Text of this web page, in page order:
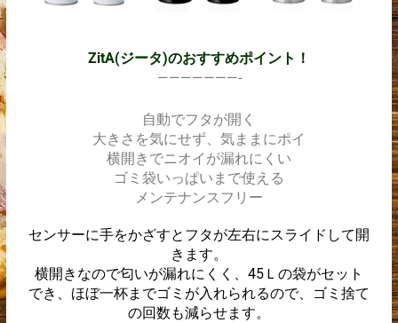
ZitA(ジータ)のおすすめポイント！
———————-
自動でフタが開く
大きさを気にせず、気ままにポイ
横開きでニオイが漏れにくい
ゴミ袋いっぱいまで使える
メンテナンスフリー
センサーに手をかざすとフタが左右にスライドして開
きます。
横開きなので匂いが漏れにくく、45Ｌの袋がセット
でき、ほぼ一杯までゴミが入れられるので、ゴミ捨て
の回数も減らせます。